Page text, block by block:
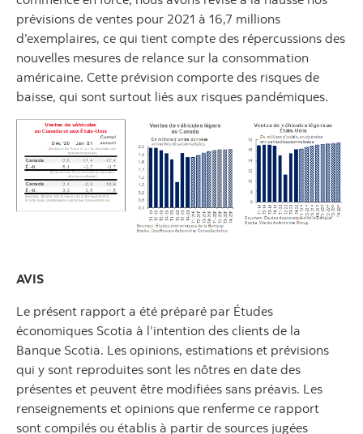
prévisions de ventes pour 2021 à 16,7 millions
d’exemplaires, ce qui tient compte des répercussions des
nouvelles mesures de relance sur la consommation
américaine. Cette prévision comporte des risques de
baisse, qui sont surtout liés aux risques pandémiques.
AVIS
Le présent rapport a été préparé par Études
économiques Scotia à l’intention des clients de la
Banque Scotia. Les opinions, estimations et prévisions
qui y sont reproduites sont les nôtres en date des
présentes et peuvent être modifiées sans préavis. Les
renseignements et opinions que renferme ce rapport
sont compilés ou établis à partir de sources jugées